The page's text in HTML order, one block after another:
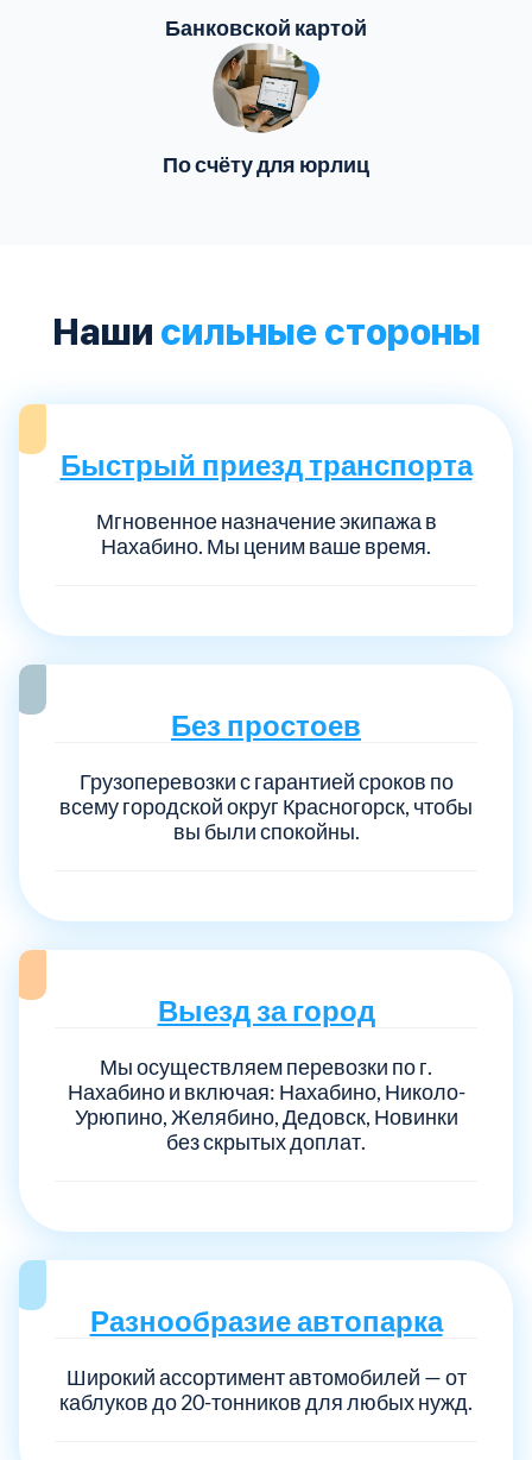
Банковской картой
По счёту для юрлиц
Наши сильные стороны
Быстрый приезд транспорта
Мгновенное назначение экипажа в
Нахабино. Мы ценим ваше время.
Без простоев
Грузоперевозки с гарантией сроков по
всему городской округ Красногорск, чтобы
вы были спокойны.
Выезд за город
Мы осуществляем перевозки по г.
Нахабино и включая: Нахабино, Николо-
Урюпино, Желябино, Дедовск, Новинки
без скрытых доплат.
Разнообразие автопарка
Широкий ассортимент автомобилей — от
каблуков до 20-тонников для любых нужд.